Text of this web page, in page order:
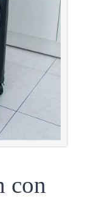
con